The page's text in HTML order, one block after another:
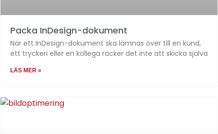
Packa InDesign-dokument
När ett InDesign-dokument ska lämnas över till en kund,
ett tryckeri eller en kollega räcker det inte att skicka själva
LÄS MER »